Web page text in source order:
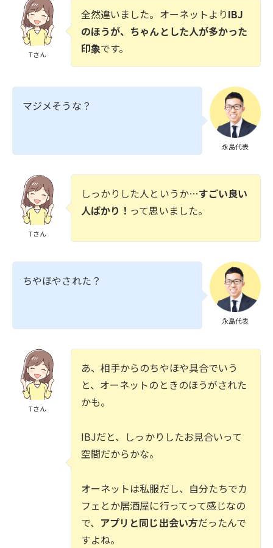
Tさん
全然違いました。オーネットよりIBJ
のほうが、ちゃんとした人が多かった
印象です。
永島代表
マジメそうな？
Tさん
しっかりした人というか…すごい良い
人ばかり！ って思いました。
永島代表
ちやほやされた？
Tさん
あ、相手からのちやほや具合でいう
と、オーネットのときのほうがされた
かも。
IBJだと、しっかりしたお見合いって
空間だからかな。
オーネットは私服だし、自分たちでカ
フェとか居酒屋に行ってって感じなの
で、 アプリと同じ出会い方だったんで
すよね。